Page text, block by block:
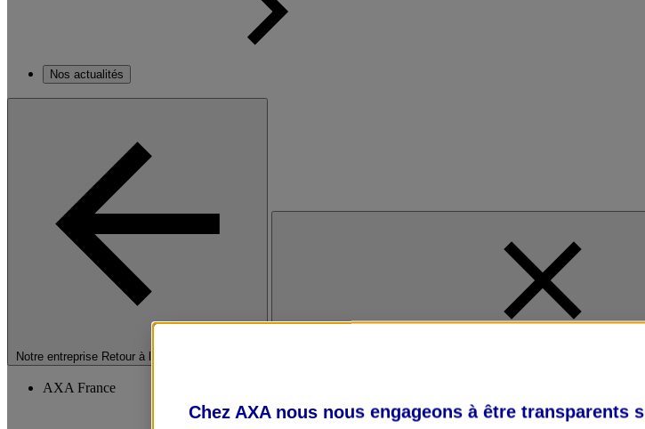
Nos actualités
Notre entreprise Retour à la section précédente
AXA France
Chez AXA nous nous engageons à être transparents